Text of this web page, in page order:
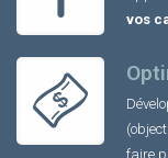
vos
faire